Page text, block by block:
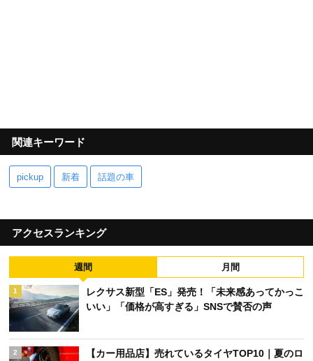
関連キーワード
pickup 新着 話題の車
アクセスランキング
週間 月間
1
レクサス新型「ES」発売！「未来感あってかっこ
いい」「価格が高すぎる」SNSで賛否の声
2 【カー用品店】売れているタイヤTOP10｜夏のロ